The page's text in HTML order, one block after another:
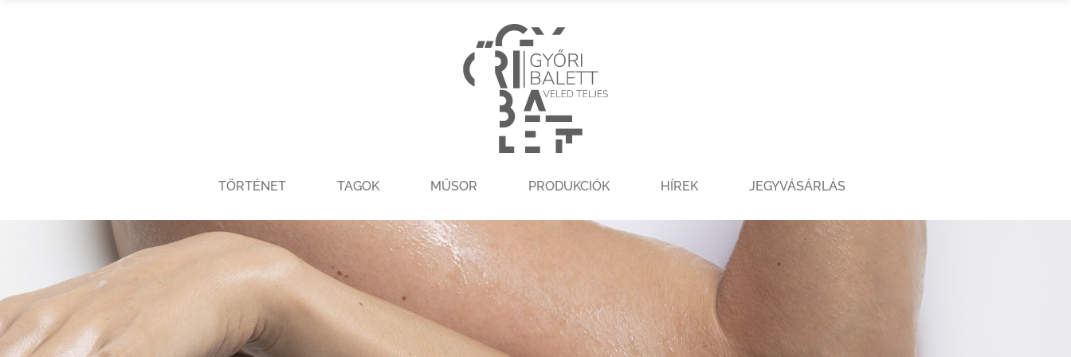
TÖRTÉNET TAGOK MŰSOR PRODUKCIÓK HÍREK JEGYVÁSÁRLÁS